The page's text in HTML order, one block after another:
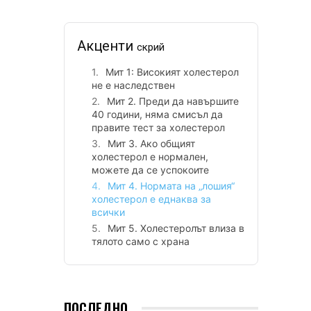
Акценти скрий
Мит 1: Високият холестерол
не е наследствен
Мит 2. Преди да навършите
40 години, няма смисъл да
правите тест за холестерол
Мит 3. Ако общият
холестерол е нормален,
можете да се успокоите
Мит 4. Нормата на „лошия“
холестерол е еднаква за
всички
Мит 5. Холестеролът влиза в
тялото само с храна